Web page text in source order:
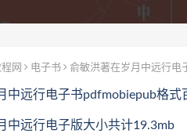
网 电子书 俞敏洪著在岁月中远行电
中远行电子书pdfmobiepub格式
中远行电子版大小共计19.3mb